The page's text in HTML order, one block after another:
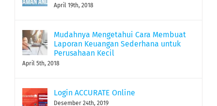
April 19th, 2018
Mudahnya Mengetahui Cara Membuat
Laporan Keuangan Sederhana untuk
Perusahaan Kecil
April 5th, 2018
Login ACCURATE Online
Desember 24th, 2019